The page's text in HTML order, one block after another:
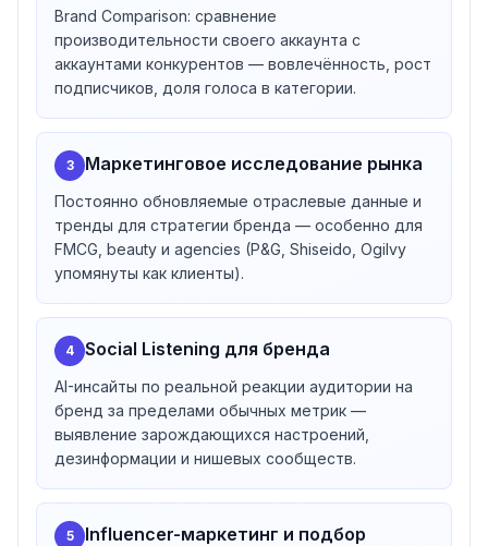
английский, немецкий, испанский, французский,
китайский, японский, корейский, арабский, хинди,
индонезийский, вьетнамский, тайский, турецкий,
украинский и другие. Это сильно отличает Exolyt от
нишевых англоязычных TikTok-инструментов.
Что важно понимать про РФ
Exolyt — иностранный SaaS, оплата идёт через
Paddle(Великобритания). Paddle после санкций 2022
года ограничил приём платежей с российских карт —
оплата российской картой в данный моментне
подтвержденав публичном контенте сервиса, а в
Politik Paddle есть страновые ограничения. Для
регистрации с российского IP может потребоваться
VPN. Альтернативные варианты — корпоративная
оплата по счёту через службу поддержки Exolyt.
Brand Comparison: сравнение
производительности своего аккаунта с
аккаунтами конкурентов — вовлечённость, рост
подписчиков, доля голоса в категории.
3 Маркетинговое исследование рынка
Постоянно обновляемые отраслевые данные и
тренды для стратегии бренда — особенно для
FMCG, beauty и agencies (P&G, Shiseido, Ogilvy
упомянуты как клиенты).
4 Social Listening для бренда
AI-инсайты по реальной реакции аудитории на
бренд за пределами обычных метрик —
выявление зарождающихся настроений,
дезинформации и нишевых сообществ.
5
Influencer-маркетинг и подбор